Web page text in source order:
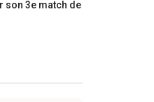
son 3e match de